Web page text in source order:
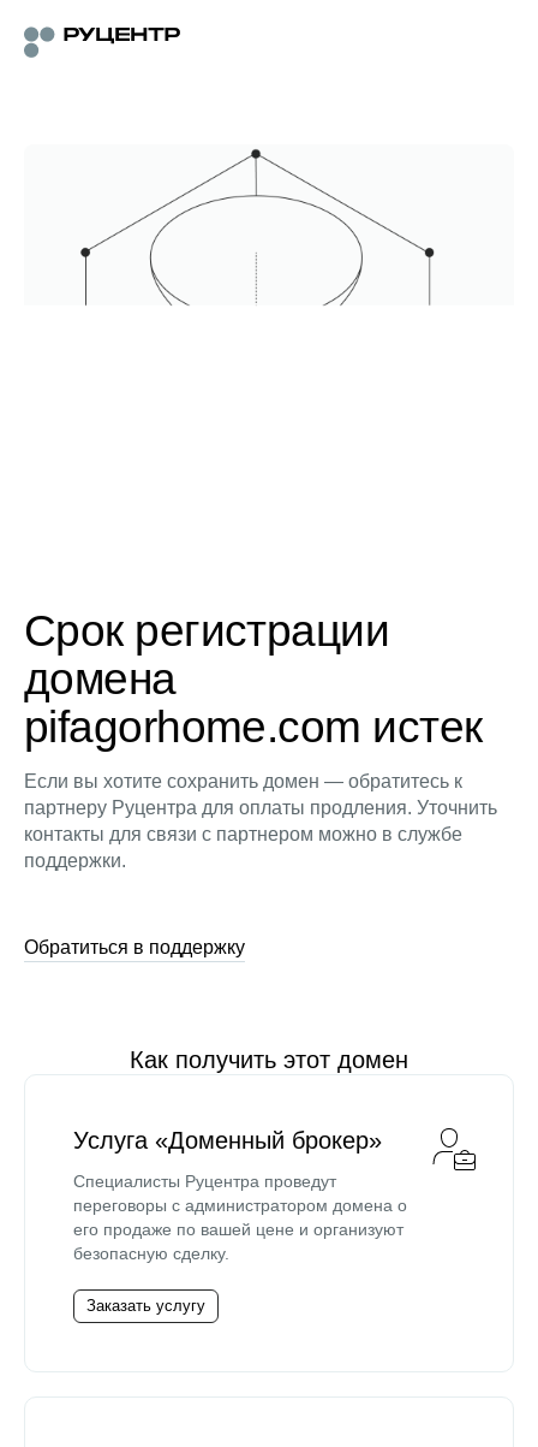
Срок регистрации
домена
pifagorhome.com истек
Если вы хотите сохранить домен — обратитесь к
партнеру Руцентра для оплаты продления. Уточнить
контакты для связи с партнером можно в службе
поддержки.
Обратиться в поддержку
Как получить этот домен
Услуга «Доменный брокер»
Специалисты Руцентра проведут
переговоры с администратором домена о
его продаже по вашей цене и организуют
безопасную сделку.
Заказать услугу